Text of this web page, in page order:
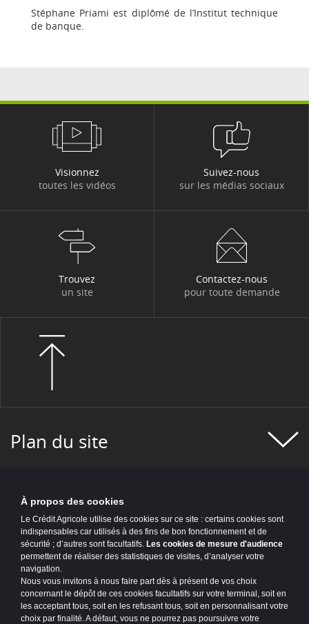
Stéphane Priami est diplômé de l’Institut technique
de banque.
Visionnez
toutes les vidéos
Suivez-nous
sur les médias sociaux
Trouvez
un site
Contactez-nous
pour toute demande
Plan du site
À propos des cookies
Le Crédit Agricole utilise des cookies sur ce site : certains cookies sont
indispensables car utilisés à des fins de bon fonctionnement et de
sécurité ; d’autres sont facultatifs. Les cookies de mesure d'audience
permettent de réaliser des statistiques de visites, d’analyser votre
navigation.
Nous vous invitons à nous faire part dès à présent de vos choix
concernant le dépôt de ces cookies facultatifs sur votre terminal, soit en
les acceptant tous, soit en les refusant tous, soit en personnalisant votre
choix par finalité. A défaut, vous ne pourrez pas poursuivre votre